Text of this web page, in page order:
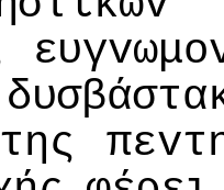
της